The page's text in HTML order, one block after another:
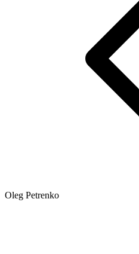
Oleg Petrenko